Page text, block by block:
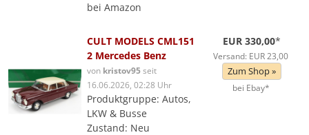
bei Amazon
CULT MODELS CML151
2 Mercedes Benz
von kristov95seit
16.06.2026, 02:28 Uhr
Produktgruppe: Autos,
LKW & Busse
Zustand: Neu
EUR 330,00*
Versand: EUR 23,00
Zum Shop »
bei Ebay*